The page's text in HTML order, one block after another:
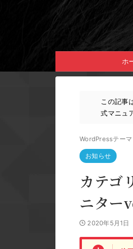
ホ
この記事
式マニュ
WordPressテーマ
お知らせ
カテゴ
ニター
2020年5月1日